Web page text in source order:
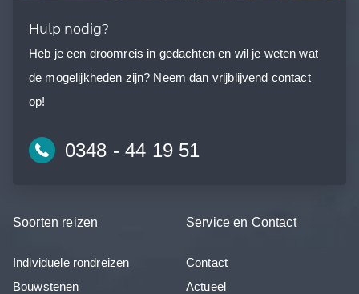
Hulp nodig?
Heb je een droomreis in gedachten en wil je weten wat
de mogelijkheden zijn? Neem dan vrijblijvend contact
op!
0348 - 44 19 51
Soorten reizen
Individuele rondreizen
Bouwstenen
Service en Contact
Contact
Actueel